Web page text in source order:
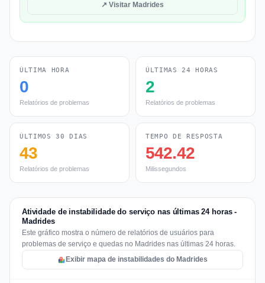
↗ Visitar Madrides
ÚLTIMA HORA
0
Relatórios de problemas
ÚLTIMAS 24 HORAS
2
Relatórios de problemas
ÚLTIMOS 30 DIAS
43
Relatórios de problemas
TEMPO DE RESPOSTA
542.42
Milissegundos
Atividade de instabilidade do serviço nas últimas 24 horas -
Madrides
Este gráfico mostra o número de relatórios de usuários para
problemas de serviço e quedas no Madrides nas últimas 24 horas.
Exibir mapa de instabilidades do Madrides